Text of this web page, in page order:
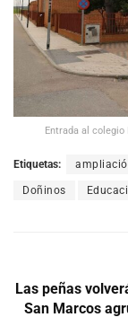
Entrada al colegio
Etiquetas:
Doñinos
Las peñas
San Marcos